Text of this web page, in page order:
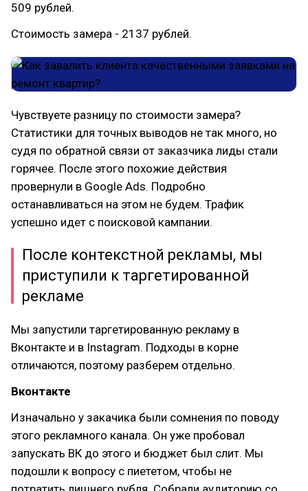
509 рублей.
Стоимость замера - 2137 рублей.
Чувствуете разницу по стоимости замера?
Статистики для точных выводов не так много, но
судя по обратной связи от заказчика лиды стали
горячее. После этого похожие действия
провернули в Google Ads. Подробно
останавливаться на этом не будем. Трафик
успешно идет с поисковой кампании.
После контекстной рекламы, мы
приступили к таргетированной
рекламе
Мы запустили таргетированную рекламу в
Вконтакте и в Instagram. Подходы в корне
отличаются, поэтому разберем отдельно.
Вконтакте
Изначально у закачика были сомнения по поводу
этого рекламного канала. Он уже пробовал
запускать ВК до этого и бюджет был слит. Мы
подошли к вопросу с пиететом, чтобы не